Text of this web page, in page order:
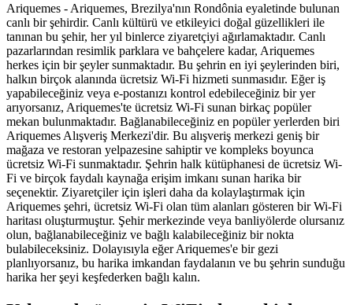
Ariquemes - Ariquemes, Brezilya'nın Rondônia eyaletinde bulunan
canlı bir şehirdir. Canlı kültürü ve etkileyici doğal güzellikleri ile
tanınan bu şehir, her yıl binlerce ziyaretçiyi ağırlamaktadır. Canlı
pazarlarından resimlik parklara ve bahçelere kadar, Ariquemes
herkes için bir şeyler sunmaktadır. Bu şehrin en iyi şeylerinden biri,
halkın birçok alanında ücretsiz Wi-Fi hizmeti sunmasıdır. Eğer iş
yapabileceğiniz veya e-postanızı kontrol edebileceğiniz bir yer
arıyorsanız, Ariquemes'te ücretsiz Wi-Fi sunan birkaç popüler
mekan bulunmaktadır. Bağlanabileceğiniz en popüler yerlerden biri
Ariquemes Alışveriş Merkezi'dir. Bu alışveriş merkezi geniş bir
mağaza ve restoran yelpazesine sahiptir ve kompleks boyunca
ücretsiz Wi-Fi sunmaktadır. Şehrin halk kütüphanesi de ücretsiz Wi-
Fi ve birçok faydalı kaynağa erişim imkanı sunan harika bir
seçenektir. Ziyaretçiler için işleri daha da kolaylaştırmak için
Ariquemes şehri, ücretsiz Wi-Fi olan tüm alanları gösteren bir Wi-Fi
haritası oluşturmuştur. Şehir merkezinde veya banliyölerde olursanız
olun, bağlanabileceğiniz ve bağlı kalabileceğiniz bir nokta
bulabileceksiniz. Dolayısıyla eğer Ariquemes'e bir gezi
planlıyorsanız, bu harika imkandan faydalanın ve bu şehrin sunduğu
harika her şeyi keşfederken bağlı kalın.